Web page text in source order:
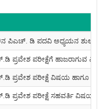
ಪಿಎಚ್. ಡಿ ಪದವಿ ಅಧ್ಯಯನ ಶುಲ್ಕ
ಪ್ರವೇಶ ಪರೀಕ್ಷೆಗೆ ಹಾಜರಾಗುವ
ಪ್ರವೇಶ ಪರೀಕ್ಷೆ ವಿಷಯ ಹಾಗೂ
ಪ್ರವೇಶ ಪರೀಕ್ಷೆ ಸಹವರ್ತಿ ವಿಷಯಗಳ